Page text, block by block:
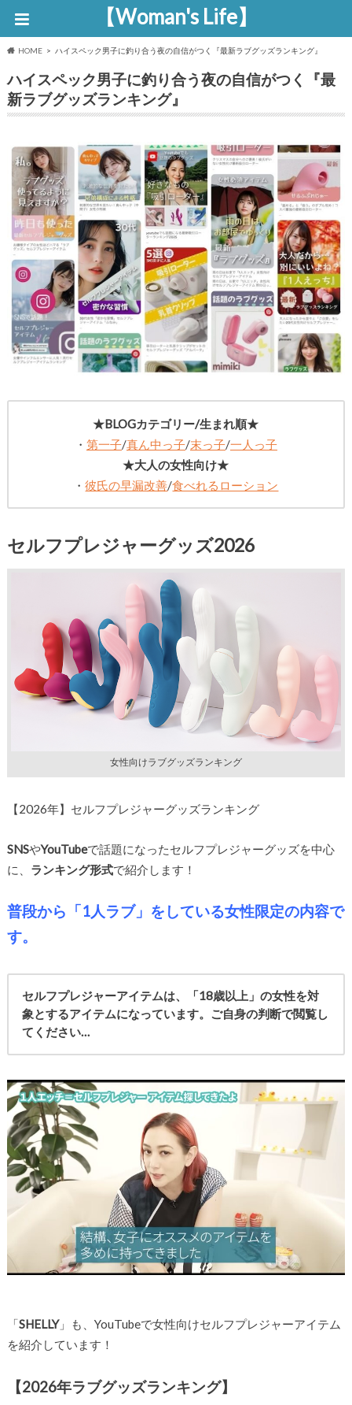
【Woman's Life】
HOME ハイスペック男子に釣り合う夜の自信がつく『最新ラブグッズランキング』
ハイスペック男子に釣り合う夜の自信がつく『最
新ラブグッズランキング』
★BLOGカテゴリー/生まれ順★
・ 第一子/真ん中っ子/末っ子/一人っ子
★大人の女性向け★
・彼氏の早漏改善/食べれるローション
セルフプレジャーグッズ2026
女性向けラブグッズランキング
【2026年】セルフプレジャーグッズランキング
SNSやYouTubeで話題になったセルフプレジャーグッズを中心
に、 ランキング形式で紹介します！
普段から「1人ラブ」をしている女性限定の内容で
す。
セルフプレジャーアイテムは、「18歳以上」の女性を対
象とするアイテムになっています。ご自身の判断で閲覧し
てください…
「SHELLY」も、YouTubeで女性向けセルフプレジャーアイテム
を紹介しています！
【2026年ラブグッズランキング】